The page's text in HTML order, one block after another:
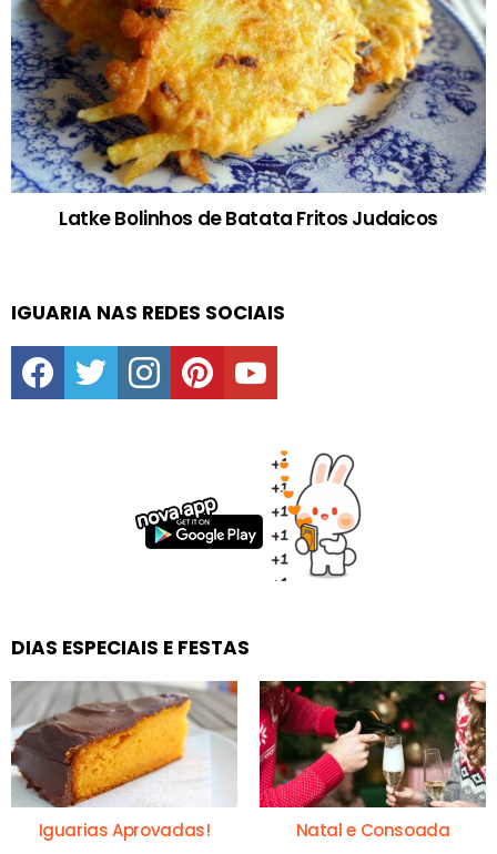
Latke Bolinhos de Batata Fritos Judaicos
IGUARIA NAS REDES SOCIAIS
facebooktwitter instagrampinterestyoutube
DIAS ESPECIAIS E FESTAS
Iguarias Aprovadas! Natal e Consoada